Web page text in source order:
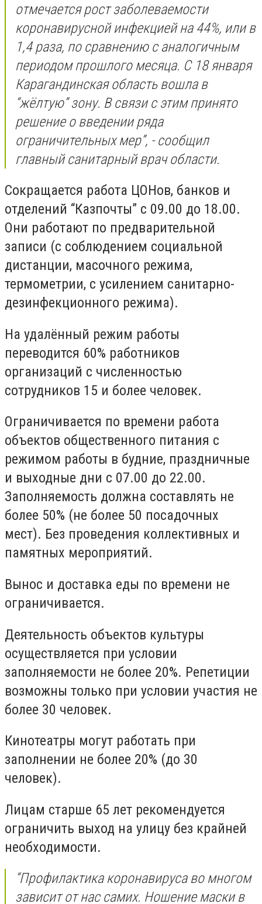
отмечается рост заболеваемости
коронавирусной инфекцией на 44%, или в
1,4 раза, по сравнению с аналогичным
периодом прошлого месяца. С 18 января
Карагандинская область вошла в
“жёлтую” зону. В связи с этим принято
решение о введении ряда
ограничительных мер”, - сообщил
главный санитарный врач области.
Сокращается работа ЦОНов, банков и
отделений “Казпочты” с 09.00 до 18.00.
Они работают по предварительной
записи (с соблюдением социальной
дистанции, масочного режима,
термометрии, с усилением санитарно-
дезинфекционного режима).
На удалённый режим работы
переводится 60% работников
организаций с численностью
сотрудников 15 и более человек.
Ограничивается по времени работа
объектов общественного питания с
режимом работы в будние, праздничные
и выходные дни с 07.00 до 22.00.
Заполняемость должна составлять не
более 50% (не более 50 посадочных
мест). Без проведения коллективных и
памятных мероприятий.
Вынос и доставка еды по времени не
ограничивается.
Деятельность объектов культуры
осуществляется при условии
заполняемости не более 20%. Репетиции
возможны только при условии участия не
более 30 человек.
Кинотеатры могут работать при
заполнении не более 20% (до 30
человек).
Лицам старше 65 лет рекомендуется
ограничить выход на улицу без крайней
необходимости.
“Профилактика коронавируса во многом
зависит от нас самих. Ношение маски в